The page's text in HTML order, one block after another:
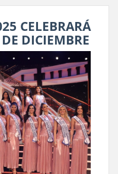
CELEBRARÁ
DICIEMBRE